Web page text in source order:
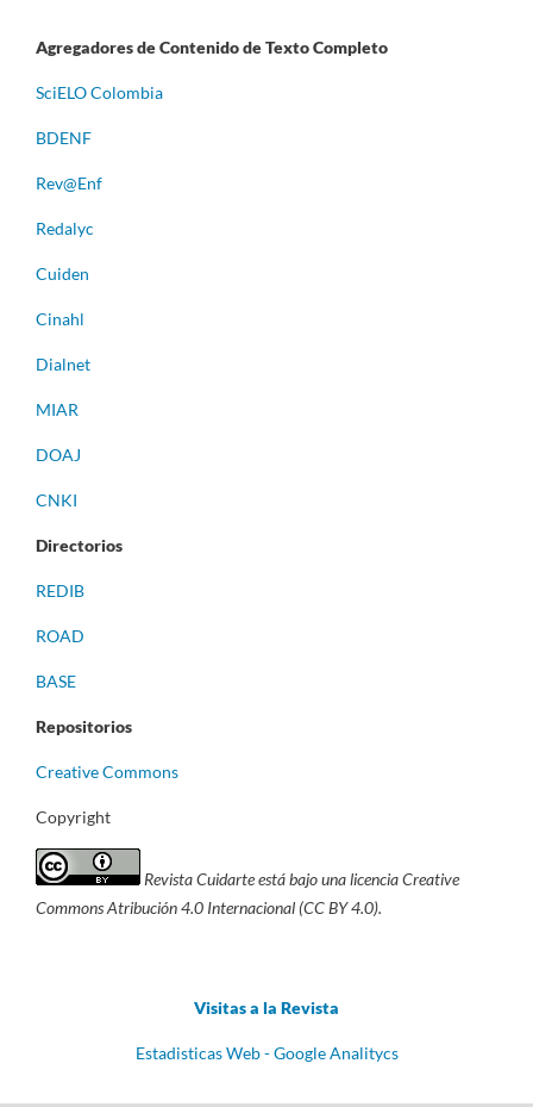
Agregadores de Contenido de Texto Completo
SciELO Colombia
BDENF
Rev@Enf
Redalyc
Cuiden
Cinahl
Dialnet
MIAR
DOAJ
CNKI
Directorios
REDIB
ROAD
BASE
Repositorios
Creative Commons
Copyright
Revista Cuidarte está bajo una licencia Creative
Commons Atribución 4.0 Internacional (CC BY 4.0).
Visitas a la Revista
Estadisticas Web - Google Analitycs